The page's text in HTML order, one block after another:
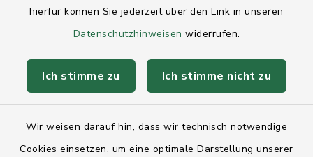
hierfür können Sie jederzeit über den Link in unseren
Datenschutzhinweisen widerrufen.
Ich stimme zu Ich stimme nicht zu
Wir weisen darauf hin, dass wir technisch notwendige
Cookies einsetzen, um eine optimale Darstellung unserer
Kontakt
Anfahrt